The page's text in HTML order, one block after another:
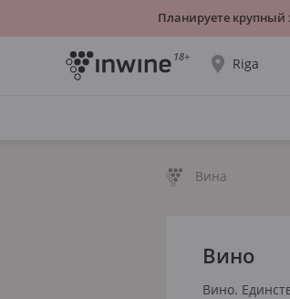
18+ Riga
ДА, ВСЁ ВЕРНО
Вина
Вино
Вино.
Планируете крупный